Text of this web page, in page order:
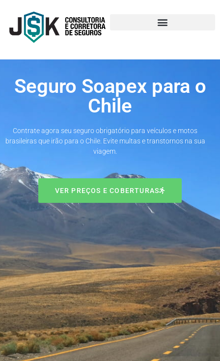
Seguro Soapex para o
Chile
Contrate agora seu seguro obrigatório para veículos e motos
brasileiras que irão para o Chile. Evite multas e transtornos na sua
viagem.
VER PREÇOS E COBERTURAS